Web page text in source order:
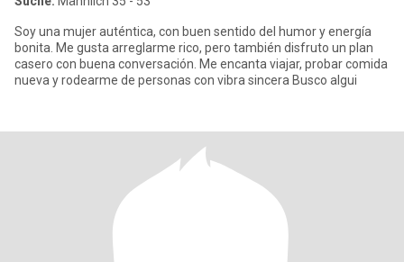
Soy una mujer auténtica, con buen sentido del humor y energía
bonita. Me gusta arreglarme rico, pero también disfruto un plan
casero con buena conversación. Me encanta viajar, probar comida
nueva y rodearme de personas con vibra sincera Busco algui